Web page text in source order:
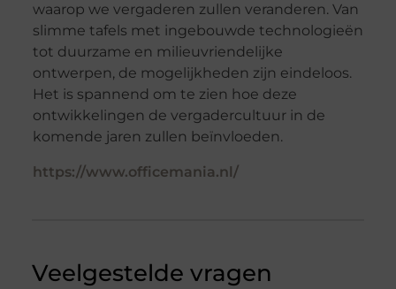
waarop we vergaderen zullen veranderen. Van
slimme tafels met ingebouwde technologieën
tot duurzame en milieuvriendelijke
ontwerpen, de mogelijkheden zijn eindeloos.
Het is spannend om te zien hoe deze
ontwikkelingen de vergadercultuur in de
komende jaren zullen beïnvloeden.
https://www.officemania.nl/
Veelgestelde vragen